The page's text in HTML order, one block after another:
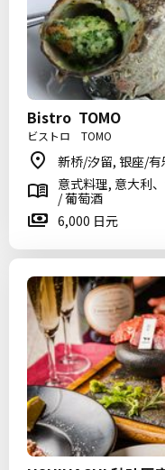
Bistro TOMO
ビストロ TOMO
新桥/汐留, 银座/
意式料理, 意大利
/ 葡萄酒
6,000 日元